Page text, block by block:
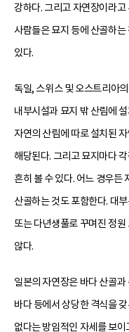
강하다. 그리고 자연장이라
사람들은 묘지 등에 산골하
있다.
독일, 스위스 및 오스트리
내부시설과 묘지 밖 산림에
자연의 산림에 따로 설치된
해당된다. 그리고 묘지마다
흔히 볼 수 있다. 어느 경우든
산골하는 것도 포함한다. 대
또는 다년생풀로 꾸며진 정
않다.
일본의 자연장은 바다 산골
바다 등에서 상당한 격식을
없다는 방임적인 자세를 보